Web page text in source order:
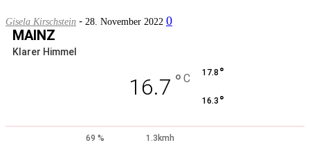
Gisela Kirschstein - 28. November 2022 0
MAINZ
Klarer Himmel
16.7 ° C 17.8 °
16.3 °
69 %
1.3kmh